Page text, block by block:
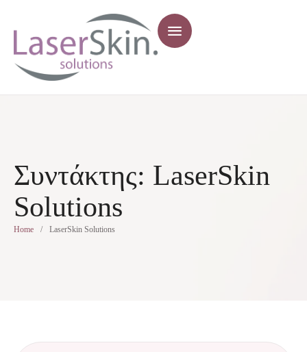
Συντάκτης: LaserSkin
Solutions
Home / LaserSkin Solutions